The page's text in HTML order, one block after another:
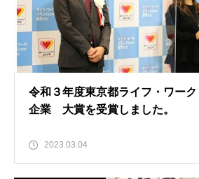
令和３年度東京都ライフ・ワー
企業 大賞を受賞しました。
2023.03.04